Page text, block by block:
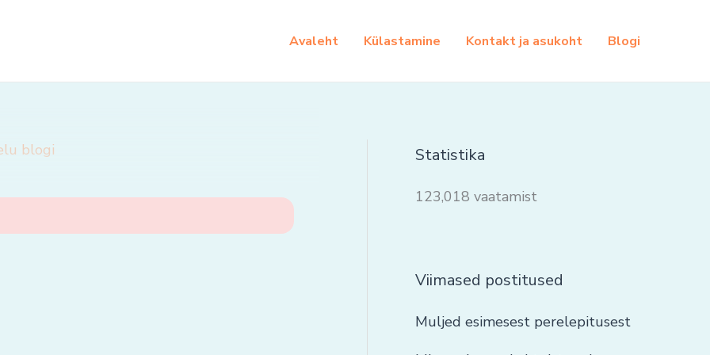
Avaleht Külastamine Kontakt ja asukoht Blogi
blogi
Statistika
123,018 vaatamist
Viimased postitused
Muljed esimesest perelepitusest